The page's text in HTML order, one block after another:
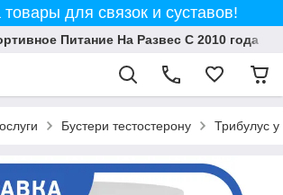
для связок и суставов!
Питание На Развес С 2010 года
Бустери тестостерону Трибулус у